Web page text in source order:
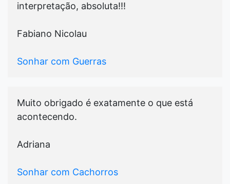
interpretação, absoluta!!!
Fabiano Nicolau
Sonhar com Guerras
Muito obrigado é exatamente o que está
acontecendo.
Adriana
Sonhar com Cachorros